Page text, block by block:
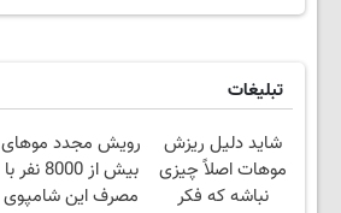
تبلیغات
شاید دلیل ریزش
موهات اصلاً چیزی
نباشه که فکر
رویش مجدد موهای
بیش از 8000 نفر با
مصرف این شامپوی